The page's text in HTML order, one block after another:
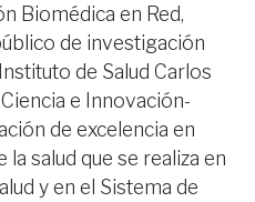
Biomédica en Red,
de investigación
de Salud Carlos
Ciencia e Innovación-
de excelencia en
salud que se realiza en
y en el Sistema de